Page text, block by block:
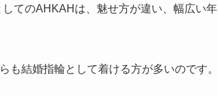
てのAHKAHは、魅せ方が違い、幅広い年
結婚指輪として着ける方が多いのです。